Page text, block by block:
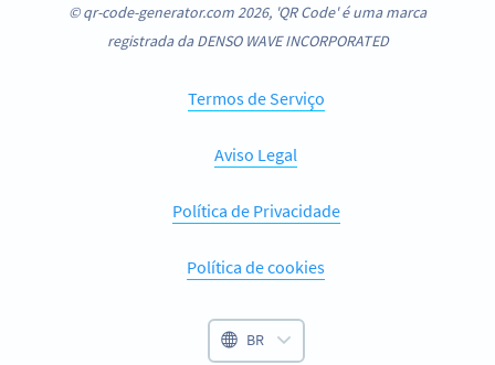
© qr-code-generator.com 2026, 'QR Code' é uma marca
registrada da DENSO WAVE INCORPORATED
Termos de Serviço
Aviso Legal
Política de Privacidade
Política de cookies
BR